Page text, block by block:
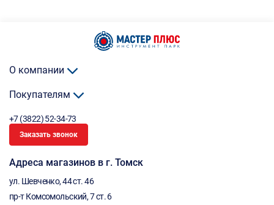
О компании
Покупателям
+7 (3822) 52-34-73
Заказать звонок
Адреса магазинов в г. Томск
ул. Шевченко, 44 ст. 46
пр-т Комсомольский, 7 ст. 6